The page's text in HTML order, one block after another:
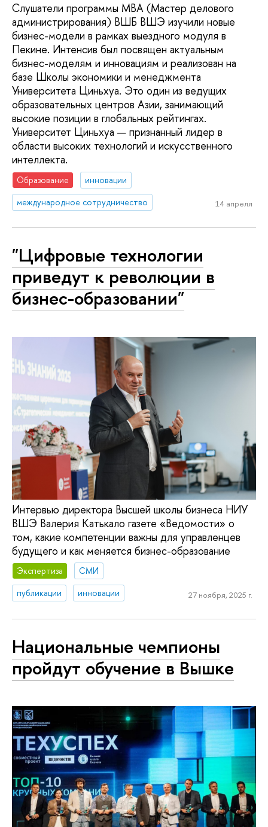
Слушатели программы MBA (Мастер делового
администрирования) ВШБ ВШЭ изучили новые
бизнес-модели в рамках выездного модуля в
Пекине. Интенсив был посвящен актуальным
бизнес-моделям и инновациям и реализован на
базе Школы экономики и менеджмента
Университета Циньхуа. Это один из ведущих
образовательных центров Азии, занимающий
высокие позиции в глобальных рейтингах.
Университет Циньхуа — признанный лидер в
области высоких технологий и искусственного
интеллекта.
Образование
инновации
международное сотрудничество
14 апреля
"Цифровые технологии
приведут к революции в
бизнес-образовании"
Интервью директора Высшей школы бизнеса НИУ
ВШЭ Валерия Катькало газете «Ведомости» о
том, какие компетенции важны для управленцев
будущего и как меняется бизнес-образование
Экспертиза
СМИ
публикации
инновации 27 ноября, 2025 г.
Национальные чемпионы
пройдут обучение в Вышке